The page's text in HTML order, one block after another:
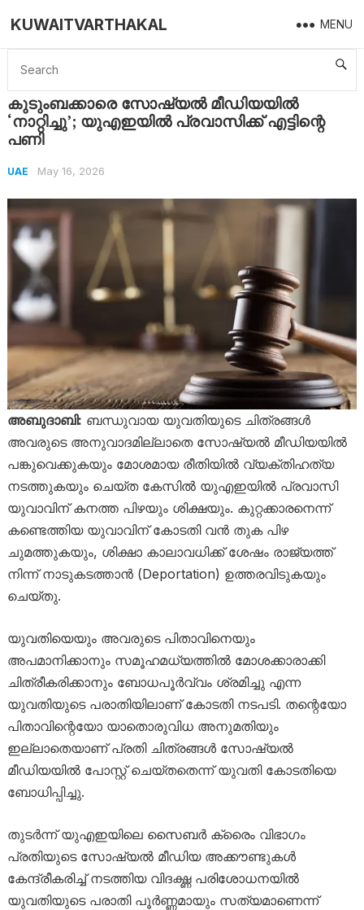
KUWAITVARTHAKAL MENU
Home UAE കുടുംബക്കാരെ സോഷ്യൽ മീഡിയയിൽ ‘നാറ്റിച്ചു’; യുഎഇയിൽ പ്രവാസിക്ക് എട്ടിന്റെ പണി
കുടുംബക്കാരെ സോഷ്യൽ മീഡിയയിൽ
‘നാറ്റിച്ചു’; യുഎഇയിൽ പ്രവാസിക്ക് എട്ടിന്റെ
പണി
UAE May 16, 2026
അബുദാബി: ബന്ധുവായ യുവതിയുടെ ചിത്രങ്ങൾ
അവരുടെ അനുവാദമില്ലാതെ സോഷ്യൽ മീഡിയയിൽ
പങ്കുവെക്കുകയും മോശമായ രീതിയിൽ വ്യക്തിഹത്യ
നടത്തുകയും ചെയ്ത കേസിൽ യുഎഇയിൽ പ്രവാസി
യുവാവിന് കനത്ത പിഴയും ശിക്ഷയും. കുറ്റക്കാരനെന്ന്
കണ്ടെത്തിയ യുവാവിന് കോടതി വൻ തുക പിഴ
ചുമത്തുകയും, ശിക്ഷാ കാലാവധിക്ക് ശേഷം രാജ്യത്ത്
നിന്ന് നാടുകടത്താൻ (Deportation) ഉത്തരവിടുകയും
ചെയ്തു.
യുവതിയെയും അവരുടെ പിതാവിനെയും
അപമാനിക്കാനും സമൂഹമധ്യത്തിൽ മോശക്കാരാക്കി
ചിത്രീകരിക്കാനും ബോധപൂർവ്വം ശ്രമിച്ചു എന്ന
യുവതിയുടെ പരാതിയിലാണ് കോടതി നടപടി. തന്റെയോ
പിതാവിന്റെയോ യാതൊരുവിധ അനുമതിയും
ഇല്ലാതെയാണ് പ്രതി ചിത്രങ്ങൾ സോഷ്യൽ
മീഡിയയിൽ പോസ്റ്റ് ചെയ്തതെന്ന് യുവതി കോടതിയെ
ബോധിപ്പിച്ചു.
തുടർന്ന് യുഎഇയിലെ സൈബർ ക്രൈം വിഭാഗം
പ്രതിയുടെ സോഷ്യൽ മീഡിയ അക്കൗണ്ടുകൾ
കേന്ദ്രീകരിച്ച് നടത്തിയ വിദഗ്ദ്ധ പരിശോധനയിൽ
യുവതിയുടെ പരാതി പൂർണ്ണമായും സത്യമാണെന്ന്